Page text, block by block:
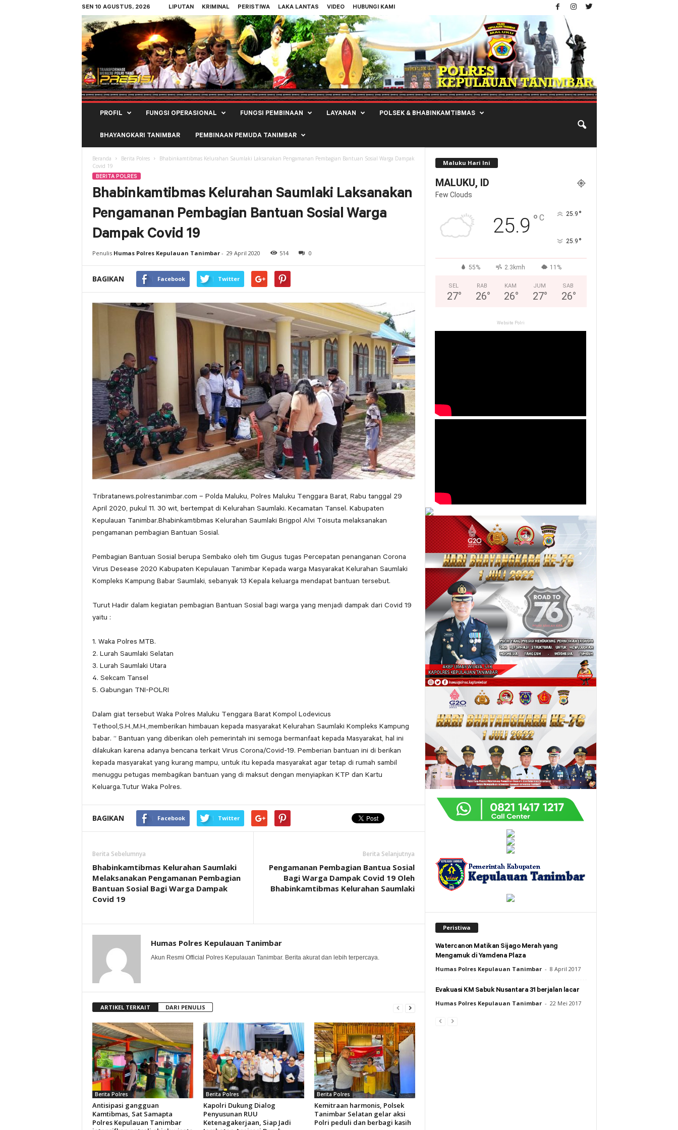
SEN 10 AGUSTUS, 2026 LIPUTAN KRIMINAL PERISTIWA LAKA LANTAS VIDEO HUBUNGI KAMI
Polres
Kepulauan
PROFIL FUNGSI OPERASIONAL FUNGSI PEMBINAAN LAYANAN POLSEK & BHABINKAMTIBMAS
BHAYANGKARI TANIMBAR PEMBINAAN PEMUDA TANIMBAR
Beranda Berita Polres
Bhabinkamtibmas Kelurahan Saumlaki Laksanakan Pengamanan Pembagian Bantuan Sosial Warga Dampak
Covid 19
BERITA POLRES
Bhabinkamtibmas Kelurahan Saumlaki Laksanakan
Pengamanan Pembagian Bantuan Sosial Warga
Dampak Covid 19
Penulis Humas Polres Kepulauan Tanimbar- 29 April 2020 514 0
BAGIKAN Facebook Twitter
Tribratanews.polrestanimbar.com – Polda Maluku, Polres Maluku Tenggara Barat, Rabu tanggal 29
April 2020, pukul 11. 30 wit, bertempat di Kelurahan Saumlaki. Kecamatan Tansel. Kabupaten
Kepulauan Tanimbar.Bhabinkamtibmas Kelurahan Saumlaki Brigpol Alvi Toisuta melaksanakan
pengamanan pembagian Bantuan Sosial.
Pembagian Bantuan Sosial berupa Sembako oleh tim Gugus tugas Percepatan penanganan Corona
Virus Desease 2020 Kabupaten Kepulauan Tanimbar Kepada warga Masyarakat Kelurahan Saumlaki
Kompleks Kampung Babar Saumlaki, sebanyak 13 Kepala keluarga mendapat bantuan tersebut.
Turut Hadir dalam kegiatan pembagian Bantuan Sosial bagi warga yang menjadi dampak dari Covid 19
yaitu :
1. Waka Polres MTB.
2. Lurah Saumlaki Selatan
3. Lurah Saumlaki Utara
4. Sekcam Tansel
5. Gabungan TNI-POLRI
Dalam giat tersebut Waka Polres Maluku Tenggara Barat Kompol Lodevicus
Tethool,S.H.,M.H.,memberikan himbauan kepada masyarakat Kelurahan Saumlaki Kompleks Kampung
babar. ” Bantuan yang diberikan oleh pemerintah ini semoga bermanfaat kepada Masyarakat, hal ini
dilakukan karena adanya bencana terkait Virus Corona/Covid-19. Pemberian bantuan ini di berikan
kepada masyarakat yang kurang mampu, untuk itu kepada masyarakat agar tetap di rumah sambil
menuggu petugas membagikan bantuan yang di maksut dengan menyiapkan KTP dan Kartu
Keluarga.Tutur Waka Polres.
BAGIKAN Facebook Twitter
Berita Sebelumnya
Bhabinkamtibmas Kelurahan Saumlaki
Melaksanakan Pengamanan Pembagian
Bantuan Sosial Bagi Warga Dampak
Covid 19
Berita Selanjutnya
Pengamanan Pembagian Bantua Sosial
Bagi Warga Dampak Covid 19 Oleh
Bhabinkamtibmas Kelurahan Saumlaki
Humas Polres Kepulauan Tanimbar
Akun Resmi Official Polres Kepulauan Tanimbar. Berita akurat dan lebih terpercaya.
ARTIKEL TERKAIT DARI PENULIS
Berita Polres
Antisipasi gangguan
Kamtibmas, Sat Samapta
Polres Kepulauan Tanimbar
Berita Polres
Kapolri Dukung Dialog
Penyusunan RUU
Ketenagakerjaan, Siap Jadi
Berita Polres
Kemitraan harmonis, Polsek
Tanimbar Selatan gelar aksi
Polri peduli dan berbagi kasih
Maluku Hari Ini
MALUKU, ID
Few Clouds
25.9 ° C 25.9 °
25.9 °
55% 2.3kmh 11%
SEL
27°
RAB
26°
KAM
26°
JUM
27°
SAB
26°
Website Polri
Peristiwa
Watercanon Matikan Sijago Merah yang
Mengamuk di Yamdena Plaza
Humas Polres Kepulauan Tanimbar - 8 April 2017
Evakuasi KM Sabuk Nusantara 31 berjalan lacar
Humas Polres Kepulauan Tanimbar - 22 Mei 2017